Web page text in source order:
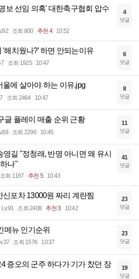
보 선임 의혹' 대한축구협회 압수
조회 800 추천 4 10:52
4
댓글
'해치웠나?' 하면 안되는이유
조회 1925 10:47
6
댓글
울에 살아야 하는 이유.jpg
조회 2464 10:47
8
댓글
글 플레이 매출 순위 근황
조회 2296 10:45
11
댓글
영길 "정청래, 반명 아니면 왜 유시
나"
조회 1167 추천 5 10:43
41
댓글
신포차 13000원 짜리 계란찜
Lv.91 조회 2408 추천 3 10:42
23
댓글
메뉴 인기순위
조회 1576 10:37
23
댓글
증오의 군주 하다가 기가 찼던 장
19
댓글